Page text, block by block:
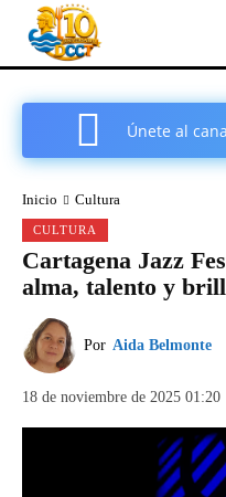
Únete al
Inicio Cultura
CULTURA
Cartagena Jazz
alma, talento y
Por Aida Belmonte
18 de noviembre de 2025 01:20